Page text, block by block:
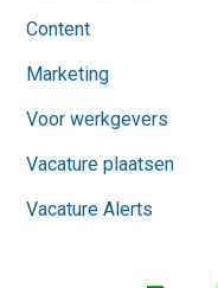
Content
Marketing
Voor werkgevers
Vacature plaatsen
Vacature Alerts